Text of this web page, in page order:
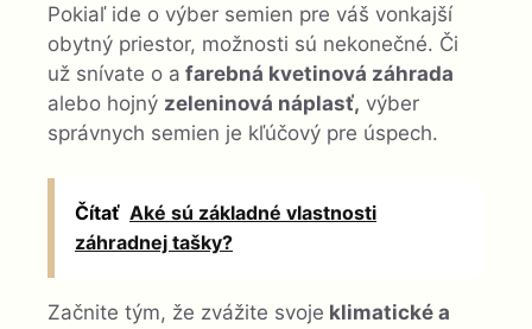
Pokiaľ ide o výber semien pre váš vonkajší
obytný priestor, možnosti sú nekonečné. Či
už snívate o a farebná kvetinová záhrada
alebo hojný zeleninová náplasť, výber
správnych semien je kľúčový pre úspech.
Čítať Aké sú základné vlastnosti
záhradnej tašky?
Začnite tým, že zvážite svoje klimatické a